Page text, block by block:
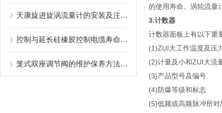
天康旋进旋涡流量计的安装及注意事项
控制与延长硅橡胶控制电缆寿命的方法
笼式双座调节阀的维护保养方法有哪些？
的使用寿命。涡轮流量
3.计数器
计数器面板上有以下重
(1)ZUI大工作温度及压
(2)计量及小和ZUI大流
(3)产品型号及编号
(4)防爆等级和标志
(5)低频或高频脉冲所